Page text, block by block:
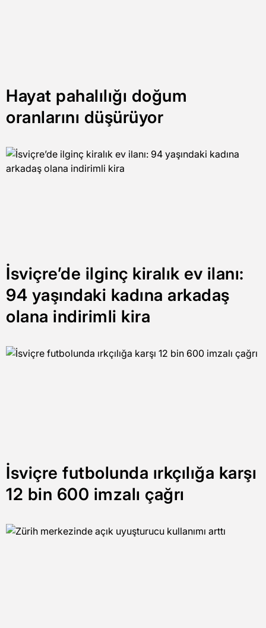
Hayat pahalılığı doğum
oranlarını düşürüyor
İsviçre’de ilginç kiralık ev ilanı:
94 yaşındaki kadına arkadaş
olana indirimli kira
İsviçre futbolunda ırkçılığa karşı
12 bin 600 imzalı çağrı